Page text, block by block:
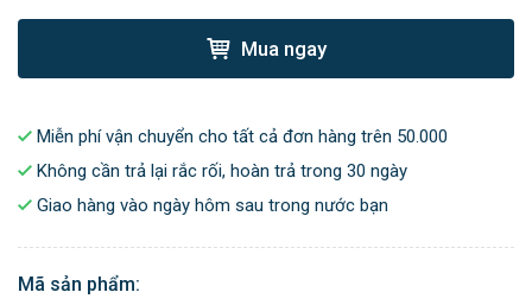
Mua ngay
Miễn phí vận chuyển cho tất cả đơn hàng trên 50.000
Không cần trả lại rắc rối, hoàn trả trong 30 ngày
Giao hàng vào ngày hôm sau trong nước bạn
Mã sản phẩm: